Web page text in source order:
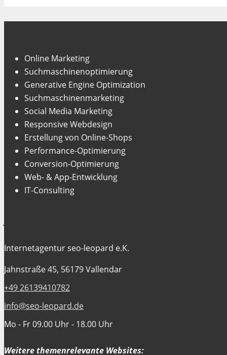
Online Marketing
Suchmaschinenoptimierung
Generative Engine Optimization
Suchmaschinenmarketing
Social Media Marketing
Responsive Webdesign
Erstellung von Online-Shops
Performance-Optimierung
Conversion-Optimierung
Web- & App-Entwicklung
IT-Consulting
Internetagentur seo-leopard e.K.
Jahnstraße 45, 56179 Vallendar
+49 26139410782
info@seo-leopard.de
Mo - Fr 09.00 Uhr - 18.00 Uhr
Weitere themenrelevante Websites: